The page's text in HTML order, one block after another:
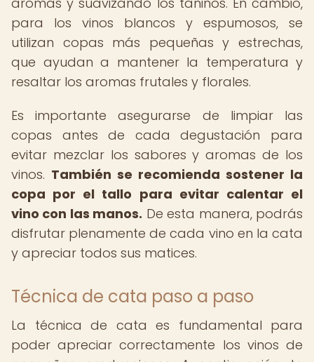
para los vinos blancos y espumosos, se
utilizan copas más pequeñas y estrechas,
que ayudan a mantener la temperatura y
resaltar los aromas frutales y florales.
Es importante asegurarse de limpiar las
copas antes de cada degustación para
evitar mezclar los sabores y aromas de los
vinos. También se recomienda sostener la
copa por el tallo para evitar calentar el
vino con las manos. De esta manera, podrás
disfrutar plenamente de cada vino en la cata
y apreciar todos sus matices.
Técnica de cata paso a paso
La técnica de cata es fundamental para
poder apreciar correctamente los vinos de